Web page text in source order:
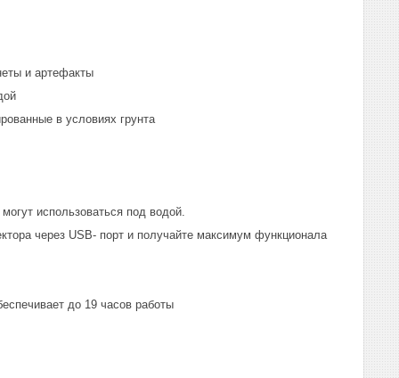
и артефакты
в условиях грунта
использоваться под водой.
через USB- порт и получайте максимум функционала
до 19 часов работы